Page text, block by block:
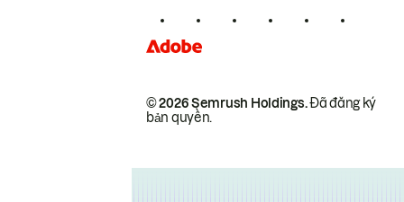
© 2026 Semrush Holdings.Đã đăng ký
bản quyền.